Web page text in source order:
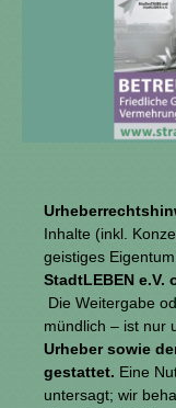
Inhalte (inkl.
geistiges
StadtLEBEN e.V.
Die Weitergabe
mündlich – ist nur
Urheber sowie
gestattet. Eine
untersagt; wir